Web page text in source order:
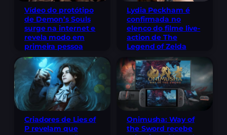
Vídeo do protótipo
de Demon’s Souls
surge na internet e
revela modo em
primeira pessoa
Lydia Peckham é
confirmada no
elenco do filme live-
action de The
Legend of Zelda
Criadores de Lies of
P revelam que
Onimusha: Way of
the Sword recebe